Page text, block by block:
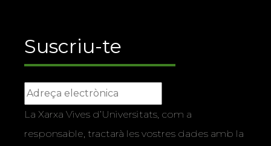
Suscriu-te
La Xarxa Vives d’Universitats, com a
responsable, tractarà les vostres dades amb la